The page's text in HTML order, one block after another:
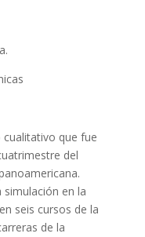
cualitativo que fue
del
en la
seis cursos de la
de la